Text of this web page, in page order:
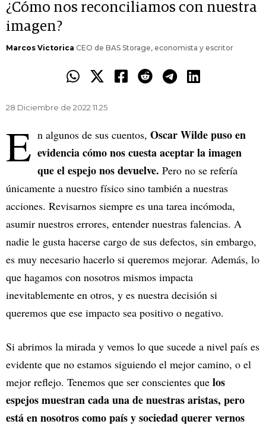
¿Cómo nos reconciliamos con nuestra
imagen?
Marcos Victorica CEO de BAS Storage, economista y escritor
28 Diciembre de 2022 11.25
E n algunos de sus cuentos, Oscar Wilde puso en
evidencia cómo nos cuesta aceptar la imagen
que el espejo nos devuelve. Pero no se refería
únicamente a nuestro físico sino también a nuestras
acciones. Revisarnos siempre es una tarea incómoda,
asumir nuestros errores, entender nuestras falencias. A
nadie le gusta hacerse cargo de sus defectos, sin embargo,
es muy necesario hacerlo si queremos mejorar. Además, lo
que hagamos con nosotros mismos impacta
inevitablemente en otros, y es nuestra decisión si
queremos que ese impacto sea positivo o negativo.
Si abrimos la mirada y vemos lo que sucede a nivel país es
evidente que no estamos siguiendo el mejor camino, o el
mejor reflejo. Tenemos que ser conscientes que los
espejos muestran cada una de nuestras aristas, pero
está en nosotros como país y sociedad querer vernos